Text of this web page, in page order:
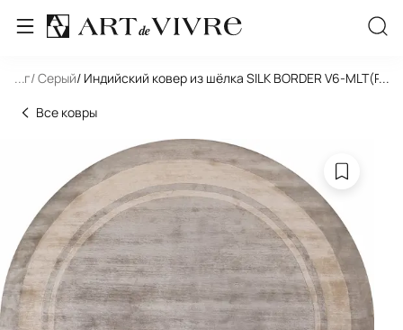
...
Круг/ Серый/ Индийский ковер из шёлка SILK BORDER V6-
...
Все ковры